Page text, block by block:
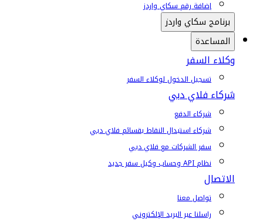
إضافة رقم سكاي واردز
برنامج سكاي واردز
المساعدة
وكلاء السفر
تسجيل الدخول لوكلاء السفر
شركاء فلاي دبي
شركاء الدفع
شركاء استبدال النقاط بقسائم فلاي دبي
سفر الشركات مع فلاي دبي
نظام API وحساب وكيل سفر جديد
الاتصال
تواصل معنا
راسلنا عبر البريد الإلكتروني